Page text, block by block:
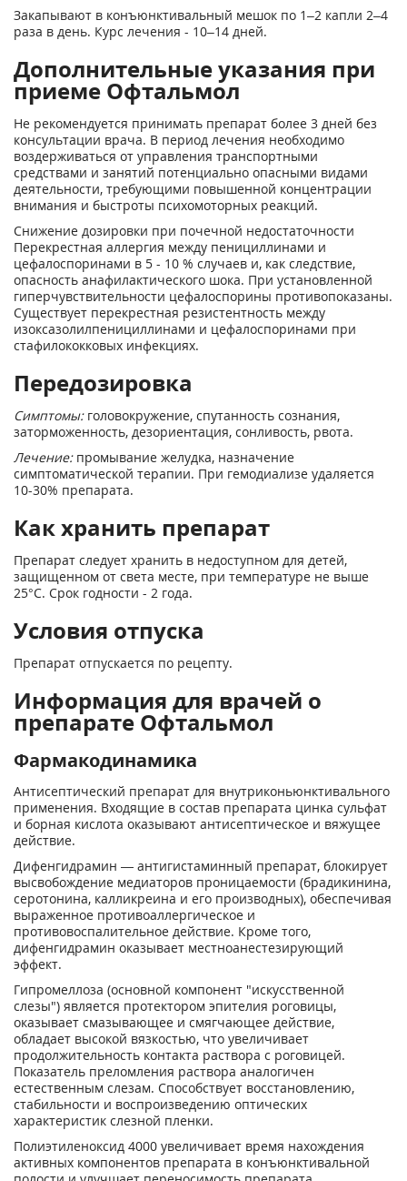
Закапывают в конъюнктивальный мешок по 1–2 капли 2–4
раза в день. Курс лечения - 10–14 дней.
Дополнительные указания при
приеме Офтальмол
Не рекомендуется принимать препарат более 3 дней без
консультации врача. В период лечения необходимо
воздерживаться от управления транспортными
средствами и занятий потенциально опасными видами
деятельности, требующими повышенной концентрации
внимания и быстроты психомоторных реакций.
Снижение дозировки при почечной недостаточности
Перекрестная аллергия между пенициллинами и
цефалоспоринами в 5 - 10 % случаев и, как следствие,
опасность анафилактического шока. При установленной
гиперчувствительности цефалоспорины противопоказаны.
Существует перекрестная резистентность между
изоксазолилпенициллинами и цефалоспоринами при
стафилококковых инфекциях.
Передозировка
Симптомы:головокружение, спутанность сознания,
заторможенность, дезориентация, сонливость, рвота.
Лечение:промывание желудка, назначение
симптоматической терапии. При гемодиализе удаляется
10-30% препарата.
Как хранить препарат
Препарат следует хранить в недоступном для детей,
защищенном от света месте, при температуре не выше
25°C. Срок годности - 2 года.
Условия отпуска
Препарат отпускается по рецепту.
Информация для врачей о
препарате Офтальмол
Фармакодинамика
Антисептический препарат для внутриконьюнктивального
применения. Входящие в состав препарата цинка сульфат
и борная кислота оказывают антисептическое и вяжущее
действие.
Дифенгидрамин — антигистаминный препарат, блокирует
высвобождение медиаторов проницаемости (брадикинина,
серотонина, калликреина и его производных), обеспечивая
выраженное противоаллергическое и
противовоспалительное действие. Кроме того,
дифенгидрамин оказывает местноанестезирующий
эффект.
Гипромеллоза (основной компонент "искусственной
слезы") является протектором эпителия роговицы,
оказывает смазывающее и смягчающее действие,
обладает высокой вязкостью, что увеличивает
продолжительность контакта раствора с роговицей.
Показатель преломления раствора аналогичен
естественным слезам. Способствует восстановлению,
стабильности и воспроизведению оптических
характеристик слезной пленки.
Полиэтиленоксид 4000 увеличивает время нахождения
активных компонентов препарата в конъюнктивальной